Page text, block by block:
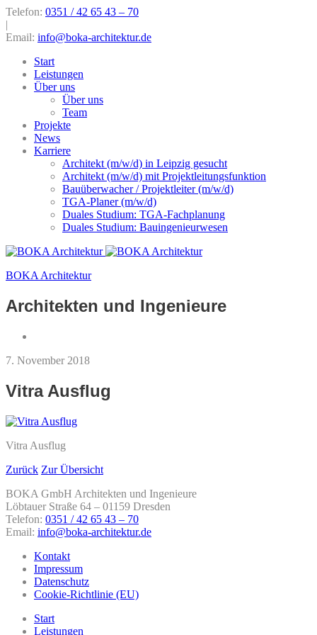
Telefon: 0351 / 42 65 43 – 70
|
Email: info@boka-architektur.de
Start
Leistungen
Über uns
Über uns
Team
Projekte
News
Karriere
Architekt (m/w/d) in Leipzig gesucht
Architekt (m/w/d) mit Projektleitungsfunktion
Bauüberwacher / Projektleiter (m/w/d)
TGA-Planer (m/w/d)
Duales Studium: TGA-Fachplanung
Duales Studium: Bauingenieurwesen
BOKA Architektur
Architekten und Ingenieure
7. November 2018
Vitra Ausflug
Vitra Ausflug
Zurück Zur Übersicht
BOKA GmbH Architekten und Ingenieure
Löbtauer Straße 64 – 01159 Dresden
Telefon: 0351 / 42 65 43 – 70
Email: info@boka-architektur.de
Kontakt
Impressum
Datenschutz
Cookie-Richtlinie (EU)
Start
Leistungen